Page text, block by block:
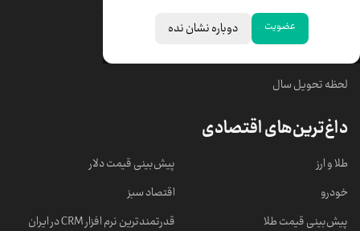
عضویت دوباره نشان نده
خبرهای مهم
لحظه تحویل سال
داغ‌ترین‌های اقتصادی
طلا و ارز
خودرو
پیش‌بینی قیمت طلا
پیش‌بینی قیمت دلار
اقتصاد سبز
قدرتمندترین نرم‌ افزار CRM در ایران